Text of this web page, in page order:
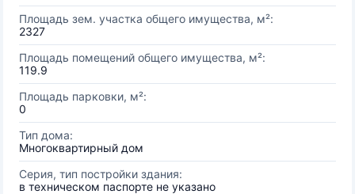
Площадь зем. участка общего имущества, м²:
2327
Площадь помещений общего имущества, м²:
119.9
Площадь парковки, м²:
0
Тип дома:
Многоквартирный дом
Серия, тип постройки здания:
в техническом паспорте не указано